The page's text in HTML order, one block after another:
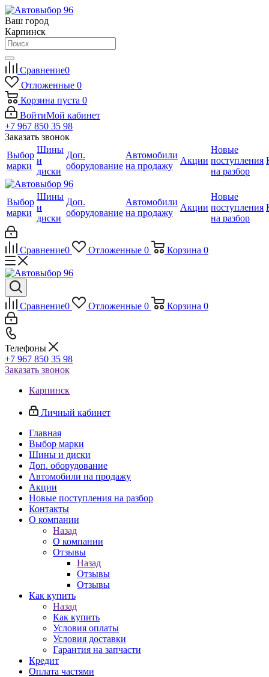
Ваш город
Карпинск
Сравнение0
Отложенные 0
Корзина пуста 0
ВойтиМой кабинет
+7 967 850 35 98
Заказать звонок
Выбор
марки
Шины
и
диски
Доп.
оборудование
Автомобили
на продажу
Акции
Новые
поступления
на разбор
Выбор
марки
Шины
и
диски
Доп.
оборудование
Автомобили
на продажу
Акции
Новые
поступления
на разбор
Сравнение0 Отложенные 0 Корзина 0
Сравнение0 Отложенные 0 Корзина 0
Телефоны
+7 967 850 35 98
Заказать звонок
Карпинск
Личный кабинет
Главная
Выбор марки
Шины и диски
Доп. оборудование
Автомобили на продажу
Акции
Новые поступления на разбор
Контакты
О компании
Назад
О компании
Отзывы
Назад
Отзывы
Отзывы
Как купить
Назад
Как купить
Условия оплаты
Условия доставки
Гарантия на запчасти
Кредит
Оплата частями